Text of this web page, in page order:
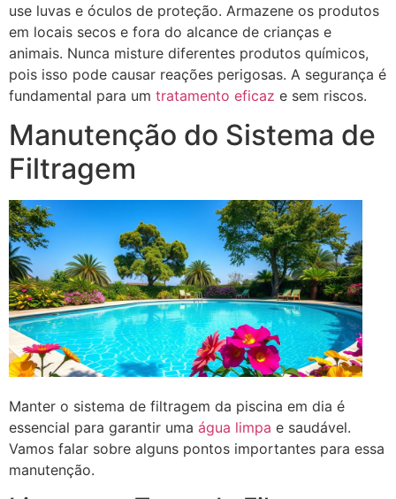
use luvas e óculos de proteção. Armazene os produtos
em locais secos e fora do alcance de crianças e
animais. Nunca misture diferentes produtos químicos,
pois isso pode causar reações perigosas. A segurança é
fundamental para um tratamento eficaz e sem riscos.
Manutenção do Sistema de
Filtragem
Manter o sistema de filtragem da piscina em dia é
essencial para garantir uma água limpa e saudável.
Vamos falar sobre alguns pontos importantes para essa
manutenção.